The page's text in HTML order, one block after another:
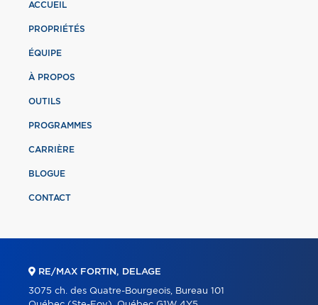
ACCUEIL
PROPRIÉTÉS
ÉQUIPE
À PROPOS
OUTILS
PROGRAMMES
CARRIÈRE
BLOGUE
CONTACT
RE/MAX FORTIN, DELAGE
3075 ch. des Quatre-Bourgeois, Bureau 101